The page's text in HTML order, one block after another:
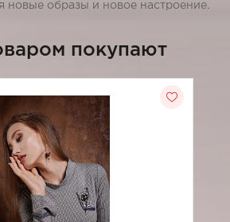
новые образы и новое настроение.
покупают